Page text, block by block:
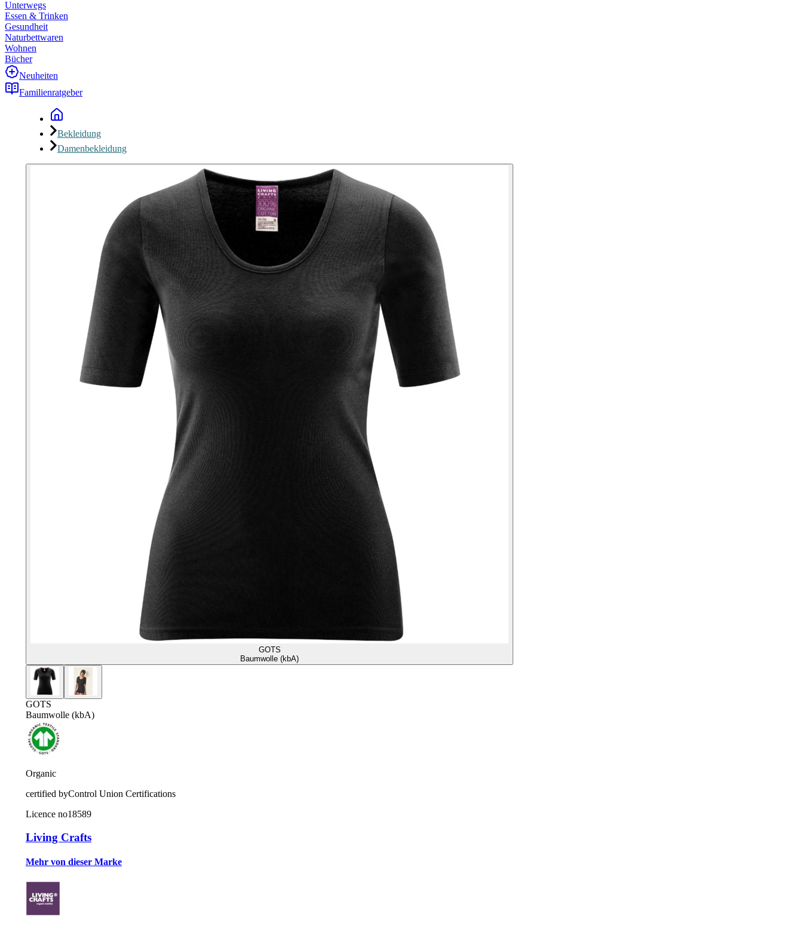
Unterwegs
Essen & Trinken
Gesundheit
Naturbettwaren
Wohnen
Bücher
Neuheiten
Familienratgeber
Bekleidung
Damenbekleidung
GOTS
Baumwolle (kbA)
GOTS
Baumwolle (kbA)
Organic
certified byControl Union Certifications
Licence no18589
Living Crafts
Mehr von dieser Marke